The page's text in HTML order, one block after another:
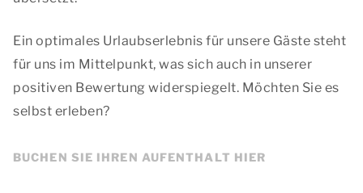
Ein optimales Urlaubserlebnis für unsere Gäste steht
für uns im Mittelpunkt, was sich auch in unserer
positiven Bewertung widerspiegelt. Möchten Sie es
selbst erleben?
BUCHEN SIE IHREN AUFENTHALT HIER